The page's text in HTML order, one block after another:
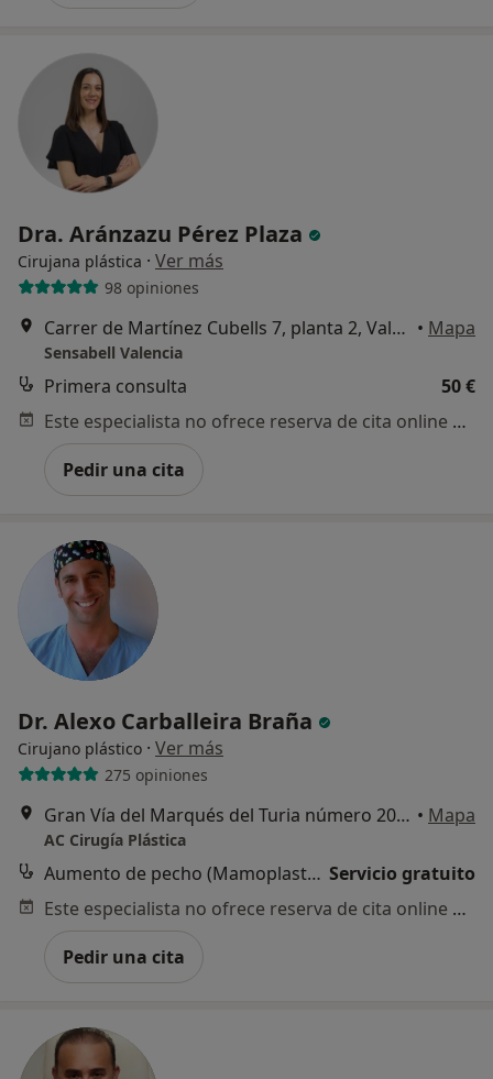
Dra. Aránzazu Pérez Plaza
Cirujana plástica · Ver más
98 opiniones
Carrer de Martínez Cubells 7, planta 2, Valencia • Mapa
Sensabell Valencia
Primera consulta
50 €
Este especialista no ofrece reserva de cita online en esta dirección.
Pedir una cita
Dr. Alexo Carballeira Braña
Cirujano plástico · Ver más
275 opiniones
Gran Vía del Marqués del Turia número 20, planta 4. puerta 10, Valencia • Mapa
AC Cirugía Plástica
Aumento de pecho (Mamoplastia) Servicio gratuito
Este especialista no ofrece reserva de cita online en esta dirección.
Pedir una cita